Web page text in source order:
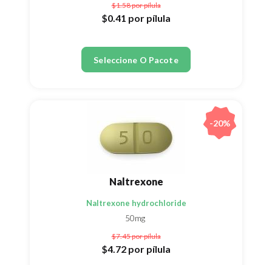
$1.58por pílula
$0.41 por pílula
Seleccione O Pacote
Naltrexone
Naltrexone hydrochloride
50mg
$7.45por pílula
$4.72 por pílula
-20%